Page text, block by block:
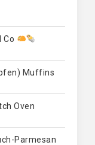
Co
Muffins
Oven
Parmesan